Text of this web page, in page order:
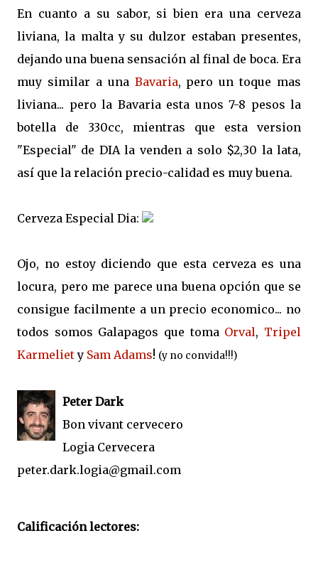
En cuanto a su sabor, si bien era una cerveza
liviana, la malta y su dulzor estaban presentes,
dejando una buena sensación al final de boca. Era
muy similar a una Bavaria, pero un toque mas
liviana... pero la Bavaria esta unos 7-8 pesos la
botella de 330cc, mientras que esta version
"Especial" de DIA la venden a solo $2,30 la lata,
así que la relación precio-calidad es muy buena.
Cerveza Especial Dia:
Ojo, no estoy diciendo que esta cerveza es una
locura, pero me parece una buena opción que se
consigue facilmente a un precio economico... no
todos somos Galapagos que toma Orval, Tripel
Karmeliety Sam Adams! (y no convida!!!)
Peter Dark
Bon vivant cervecero
Logia Cervecera
peter.dark.logia@gmail.com
Calificación lectores: